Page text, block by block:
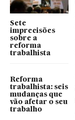
Sete
imprecisões
sobre a
reforma
trabalhista
Reforma
trabalhista: seis
mudanças que
vão afetar o seu
trabalho